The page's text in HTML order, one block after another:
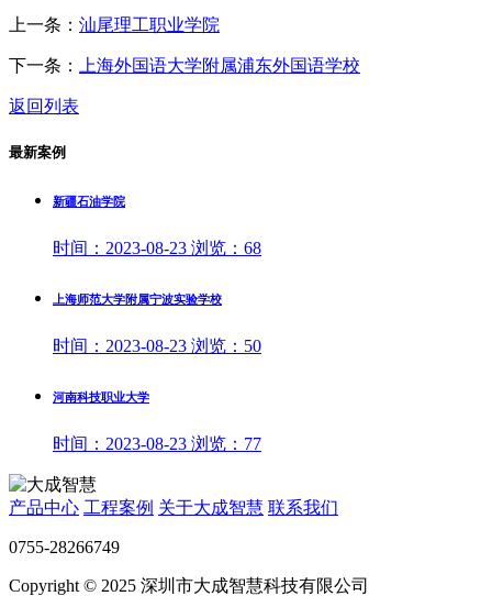
上一条： 汕尾理工职业学院
下一条： 上海外国语大学附属浦东外国语学校
返回列表
最新案例
新疆石油学院
时间： 2023-08-23 浏览： 68
上海师范大学附属宁波实验学校
时间： 2023-08-23 浏览： 50
河南科技职业大学
时间： 2023-08-23 浏览： 77
产品中心 工程案例 关于大成智慧 联系我们
0755-28266749
Copyright © 2025 深圳市大成智慧科技有限公司